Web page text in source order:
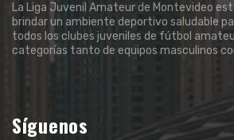
La Liga Juvenil Amateur de Montevideo
brindar un ambiente deportivo saludable
todos los clubes juveniles de fútbol
categorías tanto de equipos masculinos
Síguenos